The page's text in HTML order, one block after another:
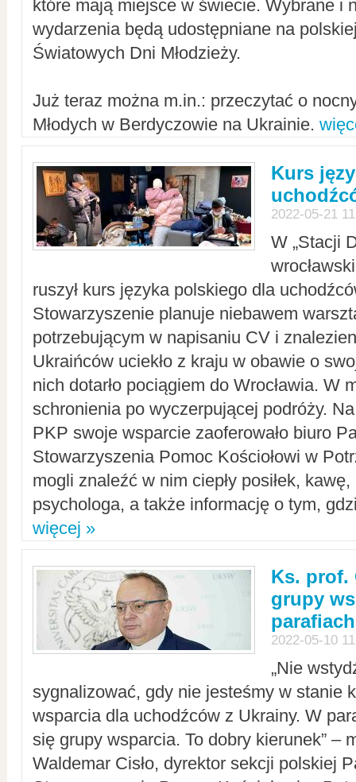
które mają miejsce w świecie. Wybrane i
wydarzenia będą udostępniane na
Światowych Dni Młodzieży.
Już teraz można m.in.: przeczytać o
Młodych w Berdyczowie na Ukrainie.
Kurs
2022-05-21
W „Stacji
ruszył kurs języka polskiego dla
Stowarzyszenie planuje niebawem
potrzebującym w napisaniu CV i
Ukraińców uciekło z kraju w obawie o
nich dotarło pociągiem do Wrocławia. W
schronienia po wyczerpującej podróży.
PKP swoje wsparcie zaoferowało biuro
Stowarzyszenia Pomoc Kościołowi w
mogli znaleźć w nim ciepły posiłek,
psychologa, a także informację o tym,
więcej »
Ks. prof.
grupy
parafiach
2022-05-10
„Nie
sygnalizować, gdy nie jesteśmy w stanie
wsparcia dla uchodźców z Ukrainy. W
się grupy wsparcia. To dobry kierunek” –
Waldemar Cisło, dyrektor sekcji polskiej